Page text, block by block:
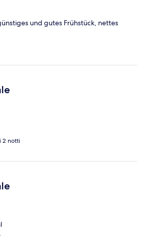
und gutes Frühstück, nettes
2 notti